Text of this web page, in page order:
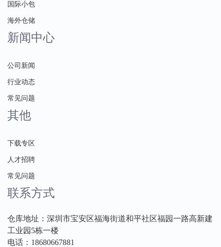
国际小包
海外仓储
新闻中心
公司新闻
行业动态
常见问题
其他
下载专区
人才招聘
常见问题
联系方式
仓库地址：深圳市宝安区福海街道和平社区福园一路高新建
工业园5栋一楼
电话：18680667881